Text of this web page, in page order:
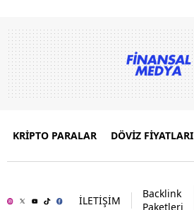
KRİPTO PARALAR DÖVİZ FİYATLARI
İLETİŞİM
Backlink
Paketleri